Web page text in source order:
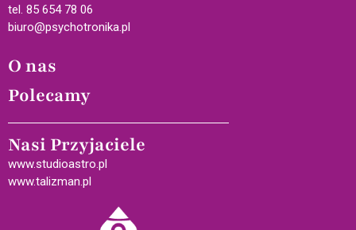
tel. 85 654 78 06
biuro@psychotronika.pl
O nas
Polecamy
Nasi Przyjaciele
www.studioastro.pl
www.talizman.pl